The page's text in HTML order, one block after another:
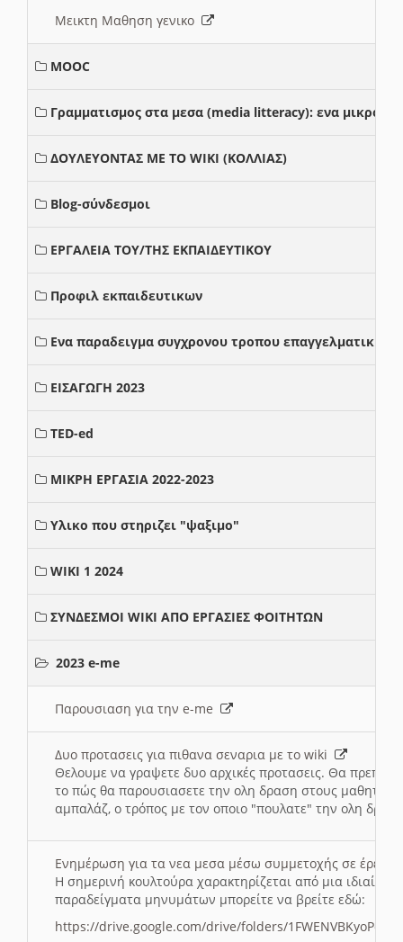
Μεικτη Μαθηση γενικο
MOOC
Γραμματισμος στα μεσα (media litteracy): ενα μικρο
ΔΟΥΛΕΥΟΝΤΑΣ ΜΕ ΤΟ WIKI (ΚΟΛΛΙΑΣ)
Blog-σύνδεσμοι
ΕΡΓΑΛΕΙΑ ΤΟΥ/ΤΗΣ ΕΚΠΑΙΔΕΥΤΙΚΟΥ
Προφιλ εκπαιδευτικων
Ενα παραδειγμα συγχρονου τροπου επαγγελματικης
ΕΙΣΑΓΩΓΗ 2023
TED-ed
ΜΙΚΡΗ ΕΡΓΑΣΙΑ 2022-2023
Υλικο που στηριζει "ψαξιμο"
WIKI 1 2024
ΣΥΝΔΕΣΜΟΙ WIKI ΑΠΟ ΕΡΓΑΣΙΕΣ ΦΟΙΤΗΤΩΝ
2023 e-me
Παρουσιαση για την e-me
Δυο προτασεις για πιθανα σεναρια με το wiki
Θελουμε να γραψετε δυο αρχικές προτασεις. Θα πρεπει
το πώς θα παρουσιασετε την ολη δραση στους μαθητες
αμπαλάζ, ο τρόπος με τον οποιο "πουλατε" την ολη
Ενημέρωση για τα νεα μεσα μέσω συμμετοχής σε
Η σημερινή κουλτούρα χαρακτηρίζεται από μια
παραδείγματα μηνυμάτων μπορείτε να βρείτε εδώ:
https://drive.google.com/drive/folders/